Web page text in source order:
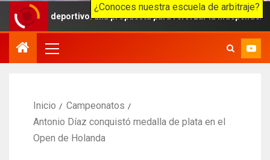
¿Conoces nuestra escuela de arbitraje?
una propuesta para reforzar la independencia arbitral
Inicio
Campeonatos
Antonio Díaz conquistó medalla de plata en el
Open de Holanda